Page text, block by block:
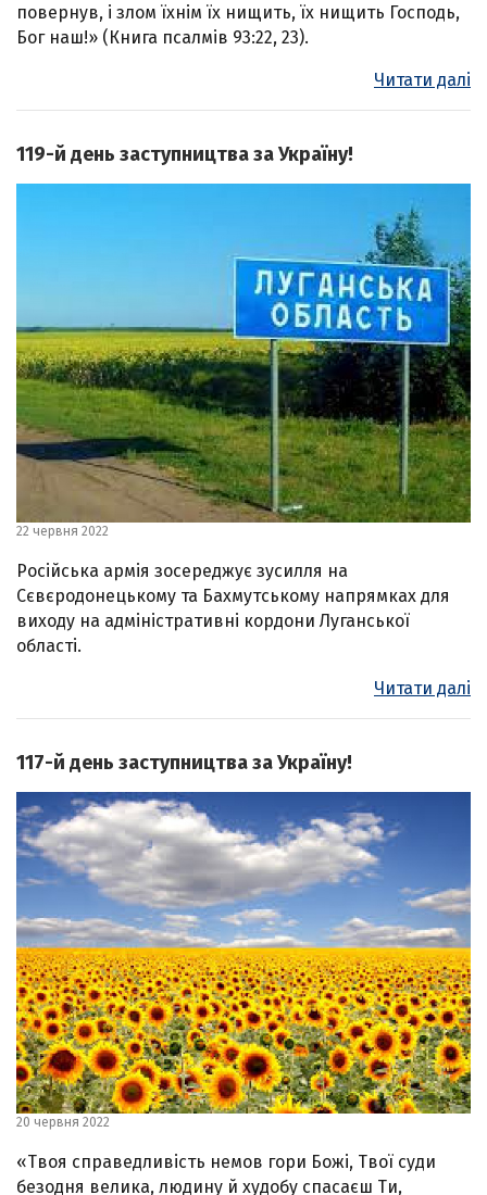
повернув, і злом їхнім їх нищить, їх нищить Господь,
Бог наш!» (Книга псалмів 93:22, 23).
Читати далі
119-й день заступництва за Україну!
22 червня 2022
Російська армія зосереджує зусилля на
Сєвєродонецькому та Бахмутському напрямках для
виходу на адміністративні кордони Луганської
області.
Читати далі
117-й день заступництва за Україну!
20 червня 2022
«Твоя справедливість немов гори Божі, Твої суди
безодня велика, людину й худобу спасаєш Ти,